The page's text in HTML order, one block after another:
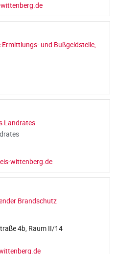
und Bußgeldstelle,
Landrates
wittenberg.de
Brandschutz
4b, Raum II/14